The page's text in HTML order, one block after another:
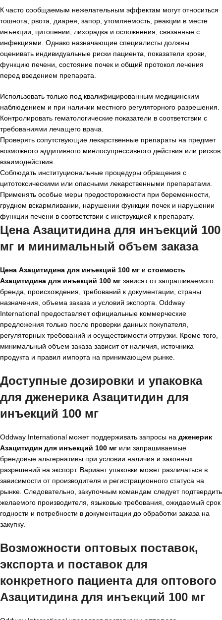
К часто сообщаемым нежелательным эффектам могут относиться
тошнота, рвота, диарея, запор, утомляемость, реакции в месте
инъекции, цитопении, лихорадка и осложнения, связанные с
инфекциями. Однако назначающие специалисты должны
оценивать индивидуальные риски пациента, показатели крови,
функцию печени, состояние почек и общий протокол лечения
перед введением препарата.
Использовать только под квалифицированным медицинским
наблюдением и при наличии местного регуляторного разрешения.
Контролировать гематологические показатели в соответствии с
требованиями лечащего врача.
Проверять сопутствующие лекарственные препараты на предмет
возможного аддитивного миелосупрессивного действия или рисков
взаимодействия.
Соблюдать институциональные процедуры обращения с
цитотоксическими или опасными лекарственными препаратами.
Применять особые меры предосторожности при беременности,
грудном вскармливании, нарушении функции почек и нарушении
функции печени в соответствии с инструкцией к препарату.
Цена Азацитидина для инъекций 100
мг и минимальный объем заказа
Цена Азацитидина для инъекций 100 мг и стоимость
Азацитидина для инъекций 100 мг зависят от запрашиваемого
бренда, происхождения, требований к документации, страны
назначения, объема заказа и условий экспорта. Oddway
International предоставляет официальные коммерческие
предложения только после проверки данных покупателя,
регуляторных требований и осуществимости отгрузки. Кроме того,
минимальный объем заказа зависит от наличия, источника
продукта и правил импорта на принимающем рынке.
Доступные дозировки и упаковка
для дженерика Азацитидин для
инъекций 100 мг
Oddway International может поддерживать запросы на дженерик
Азацитидин для инъекций 100 мг или запрашиваемые
брендовые альтернативы при условии наличия и законных
разрешений на экспорт. Вариант упаковки может различаться в
зависимости от производителя и регистрационного статуса на
рынке. Следовательно, закупочным командам следует подтвердить
желаемого производителя, языковые требования, ожидаемый срок
годности и потребности в документации до обработки заказа на
закупку.
Возможности оптовых поставок,
экспорта и поставок для
конкретного пациента для оптового
Азацитидина для инъекций 100 мг